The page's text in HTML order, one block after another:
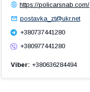
https://policarsnab.com/
postavka_zt@ukr.net
+380737441280
+380977441280
Viber +380636284494